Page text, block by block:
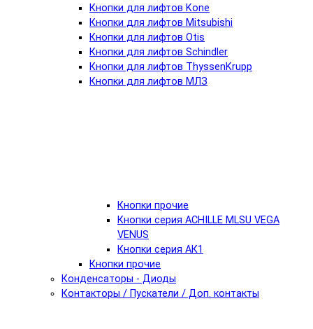
Кнопки для лифтов Kone
Кнопки для лифтов Mitsubishi
Кнопки для лифтов Otis
Кнопки для лифтов Schindler
Кнопки для лифтов ThyssenKrupp
Кнопки для лифтов МЛЗ
Кнопки прочие
Кнопки серия ACHILLE MLSU VEGA
VENUS
Кнопки серия АК1
Кнопки прочие
Конденсаторы - Диоды
Контакторы / Пускатели / Доп. контакты